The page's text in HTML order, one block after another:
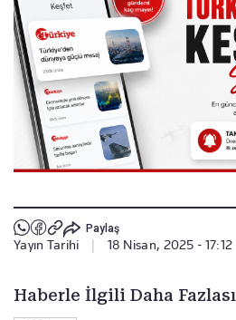
Paylaş
Yayın Tarihi 18 Nisan, 2025 - 17:12
Haberle İlgili Daha Fazlası